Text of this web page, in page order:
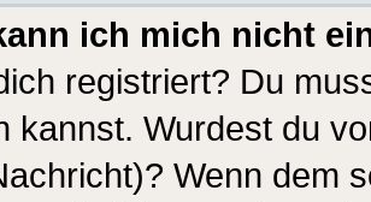
ich mich nicht
registriert? Du
kannst. Wurdest du
Wenn dem